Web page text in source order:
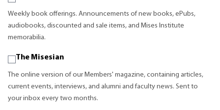
Weekly book offerings. Announcements of new books, ePubs,
audiobooks, discounted and sale items, and Mises Institute
memorabilia.
The Misesian
The online version of our Members' magazine, containing articles,
current events, interviews, and alumni and faculty news. Sent to
your inbox every two months.